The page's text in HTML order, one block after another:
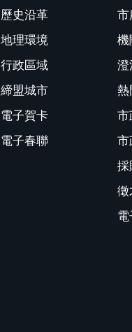
歷史沿革
地理環境
行政區域
締盟城市
電子賀卡
電子春聯
市
機
澄
熱
市
市
採
徵
電